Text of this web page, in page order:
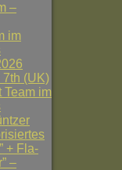
–
im
7th (UK)
Team im
+ Fla-
–